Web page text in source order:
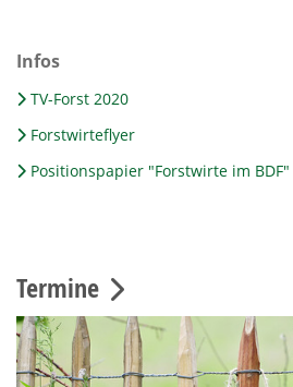
Infos
TV-Forst 2020
Forstwirteflyer
Positionspapier "Forstwirte im BDF"
Termine